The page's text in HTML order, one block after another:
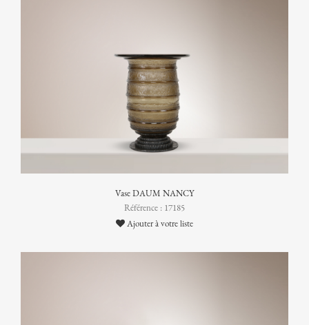
Vase DAUM NANCY
Référence : 17185
Ajouter à votre liste